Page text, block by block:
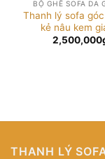
BỘ GHẾ SOFA DA
Thanh lý sofa
kẻ nâu kem
2,500,000
THANH LÝ